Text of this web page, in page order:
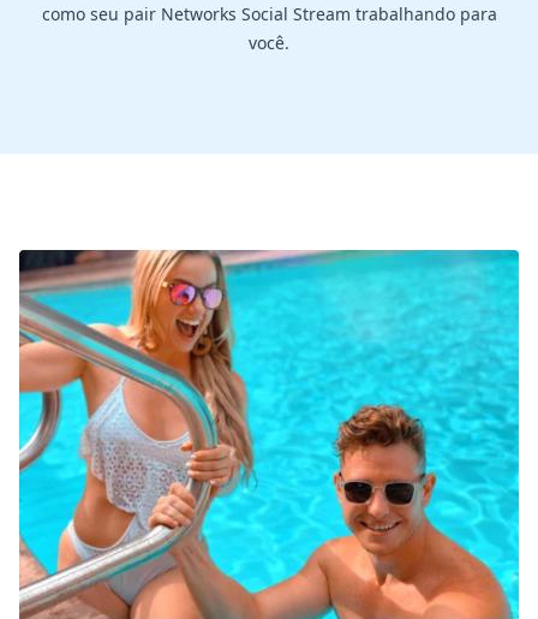
como seu pair Networks Social Stream trabalhando para
você.